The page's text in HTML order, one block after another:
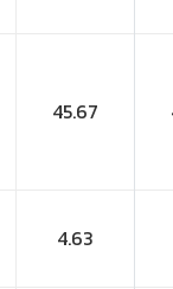
45.67
4.63